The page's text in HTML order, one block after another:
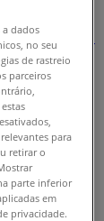
Cosmética
e
e
a dados
no seu
de rastreio
parceiros
para
retirar o
parte inferior
em
privacidade.